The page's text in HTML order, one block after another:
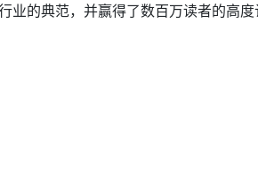
业的典范，并赢得了数百万读者的高度